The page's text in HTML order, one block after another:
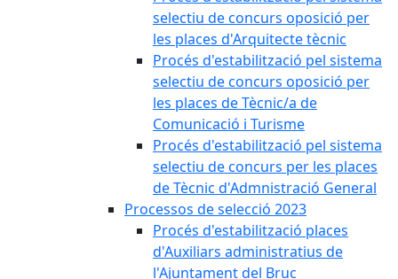
selectiu de concurs oposició per
les places d'Arquitecte tècnic
Procés d'estabilització pel sistema
selectiu de concurs oposició per
les places de Tècnic/a de
Comunicació i Turisme
Procés d'estabilització pel sistema
selectiu de concurs per les places
de Tècnic d'Admnistració General
Processos de selecció 2023
Procés d'estabilització places
d'Auxiliars administratius de
l'Ajuntament del Bruc